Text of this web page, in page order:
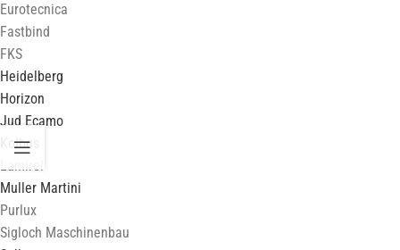
Eurotecnica
Fastbind
FKS
Heidelberg
Horizon
Jud Ecamo
Kolbus
Lamirel
Muller Martini
Purlux
Sigloch Maschinenbau